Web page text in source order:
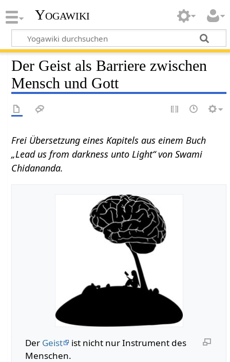
Yogawiki
Der Geist als Barriere zwischen
Mensch und Gott
Frei Übersetzung eines Kapitels aus einem Buch
„Lead us from darkness unto Light“ von Swami
Chidananda.
Der Geist
ist nicht nur Instrument des
Menschen.